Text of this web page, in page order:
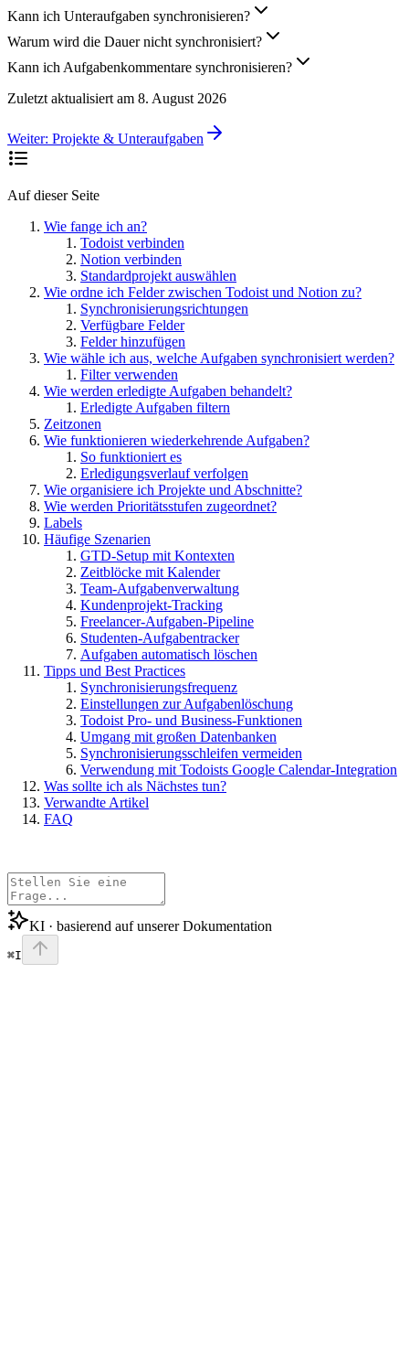
Kann ich Unteraufgaben synchronisieren?
Warum wird die Dauer nicht synchronisiert?
Kann ich Aufgabenkommentare synchronisieren?
Zuletzt aktualisiert am 8. August 2026
Weiter: Projekte & Unteraufgaben
Auf dieser Seite
Wie fange ich an?
Todoist verbinden
Notion verbinden
Standardprojekt auswählen
Wie ordne ich Felder zwischen Todoist und Notion zu?
Synchronisierungsrichtungen
Verfügbare Felder
Felder hinzufügen
Wie wähle ich aus, welche Aufgaben synchronisiert werden?
Filter verwenden
Wie werden erledigte Aufgaben behandelt?
Erledigte Aufgaben filtern
Zeitzonen
Wie funktionieren wiederkehrende Aufgaben?
So funktioniert es
Erledigungsverlauf verfolgen
Wie organisiere ich Projekte und Abschnitte?
Wie werden Prioritätsstufen zugeordnet?
Labels
Häufige Szenarien
GTD-Setup mit Kontexten
Zeitblöcke mit Kalender
Team-Aufgabenverwaltung
Kundenprojekt-Tracking
Freelancer-Aufgaben-Pipeline
Studenten-Aufgabentracker
Aufgaben automatisch löschen
Tipps und Best Practices
Synchronisierungsfrequenz
Einstellungen zur Aufgabenlöschung
Todoist Pro- und Business-Funktionen
Umgang mit großen Datenbanken
Synchronisierungsschleifen vermeiden
Verwendung mit Todoists Google Calendar-Integration
Was sollte ich als Nächstes tun?
Verwandte Artikel
FAQ
KI · basierend auf unserer Dokumentation
⌘I